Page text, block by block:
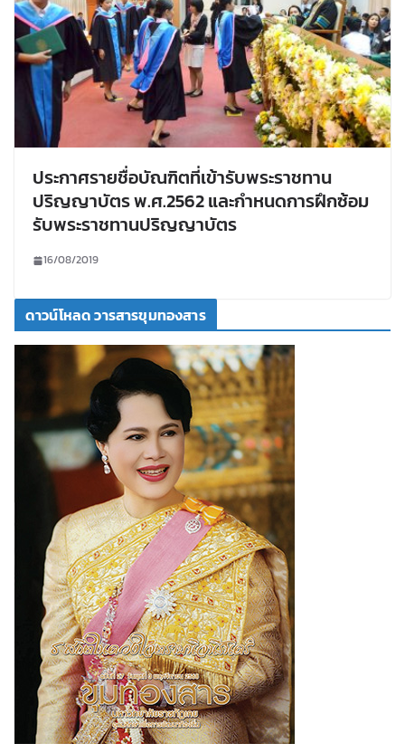
ประกาศรายชื่อบัณฑิตที่เข้ารับพระราชทาน
ปริญญาบัตร พ.ศ.2562 และกำหนดการฝึกซ้อม
รับพระราชทานปริญญาบัตร
16/08/2019
ดาวน์โหลด วารสารขุมทองสาร